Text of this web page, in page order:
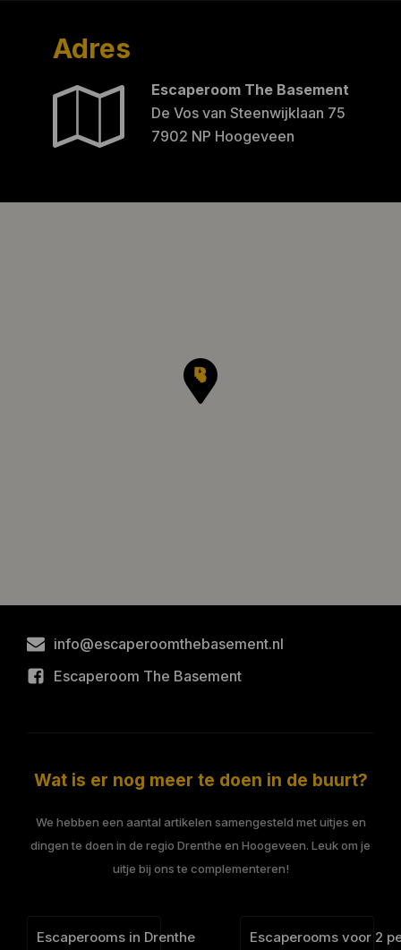
Adres
Escaperoom The Basement
De Vos van Steenwijklaan 75
7902 NP Hoogeveen
info@escaperoomthebasement.nl
Escaperoom The Basement
Wat is er nog meer te doen in de buurt?
We hebben een aantal artikelen samengesteld met uitjes en
dingen te doen in de regio Drenthe en Hoogeveen. Leuk om je
uitje bij ons te complementeren!
Escaperooms in Drenthe Escaperooms voor 2